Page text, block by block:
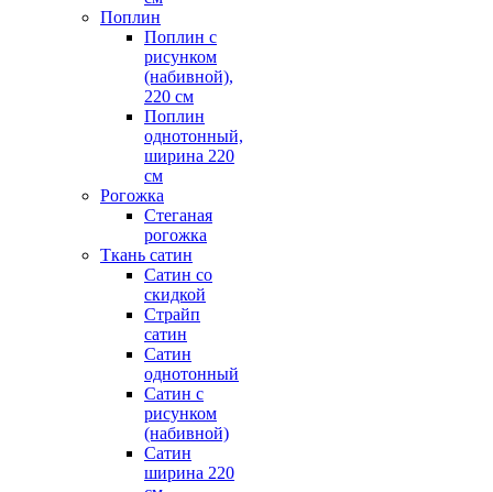
Поплин
Поплин с
рисунком
(набивной),
220 см
Поплин
однотонный,
ширина 220
см
Рогожка
Стеганая
рогожка
Ткань сатин
Сатин со
скидкой
Страйп
сатин
Сатин
однотонный
Сатин с
рисунком
(набивной)
Сатин
ширина 220